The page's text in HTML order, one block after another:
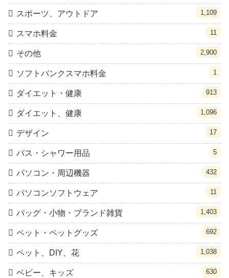
スポーツ、アウトドア 1,109
スマホ料金 11
その他 2,900
ソフトバンクスマホ料金 1
ダイエット・健康 913
ダイエット、健康 1,096
デザイン 17
バス・シャワー用品 5
パソコン・周辺機器 432
パソコンソフトウェア 11
バッグ・小物・ブランド雑貨 1,403
ペット・ペットグッズ 692
ペット、DIY、花 1,038
ベビー、キッズ 630